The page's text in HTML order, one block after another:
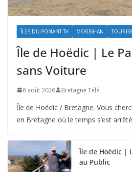
ÎLES DU PONANT TV MORBIHAN
Île de Hoëdic | Le
sans Voiture
6 août 2026 Bretagne Télé
Île de Hoëdic / Bretagne. Vous
en Bretagne où le temps s’est
Île de Hoëdic |
au Public